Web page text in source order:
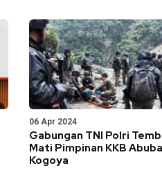
06 Apr 2024
Gabungan TNI Polri
Mati Pimpinan KKB
Kogoya